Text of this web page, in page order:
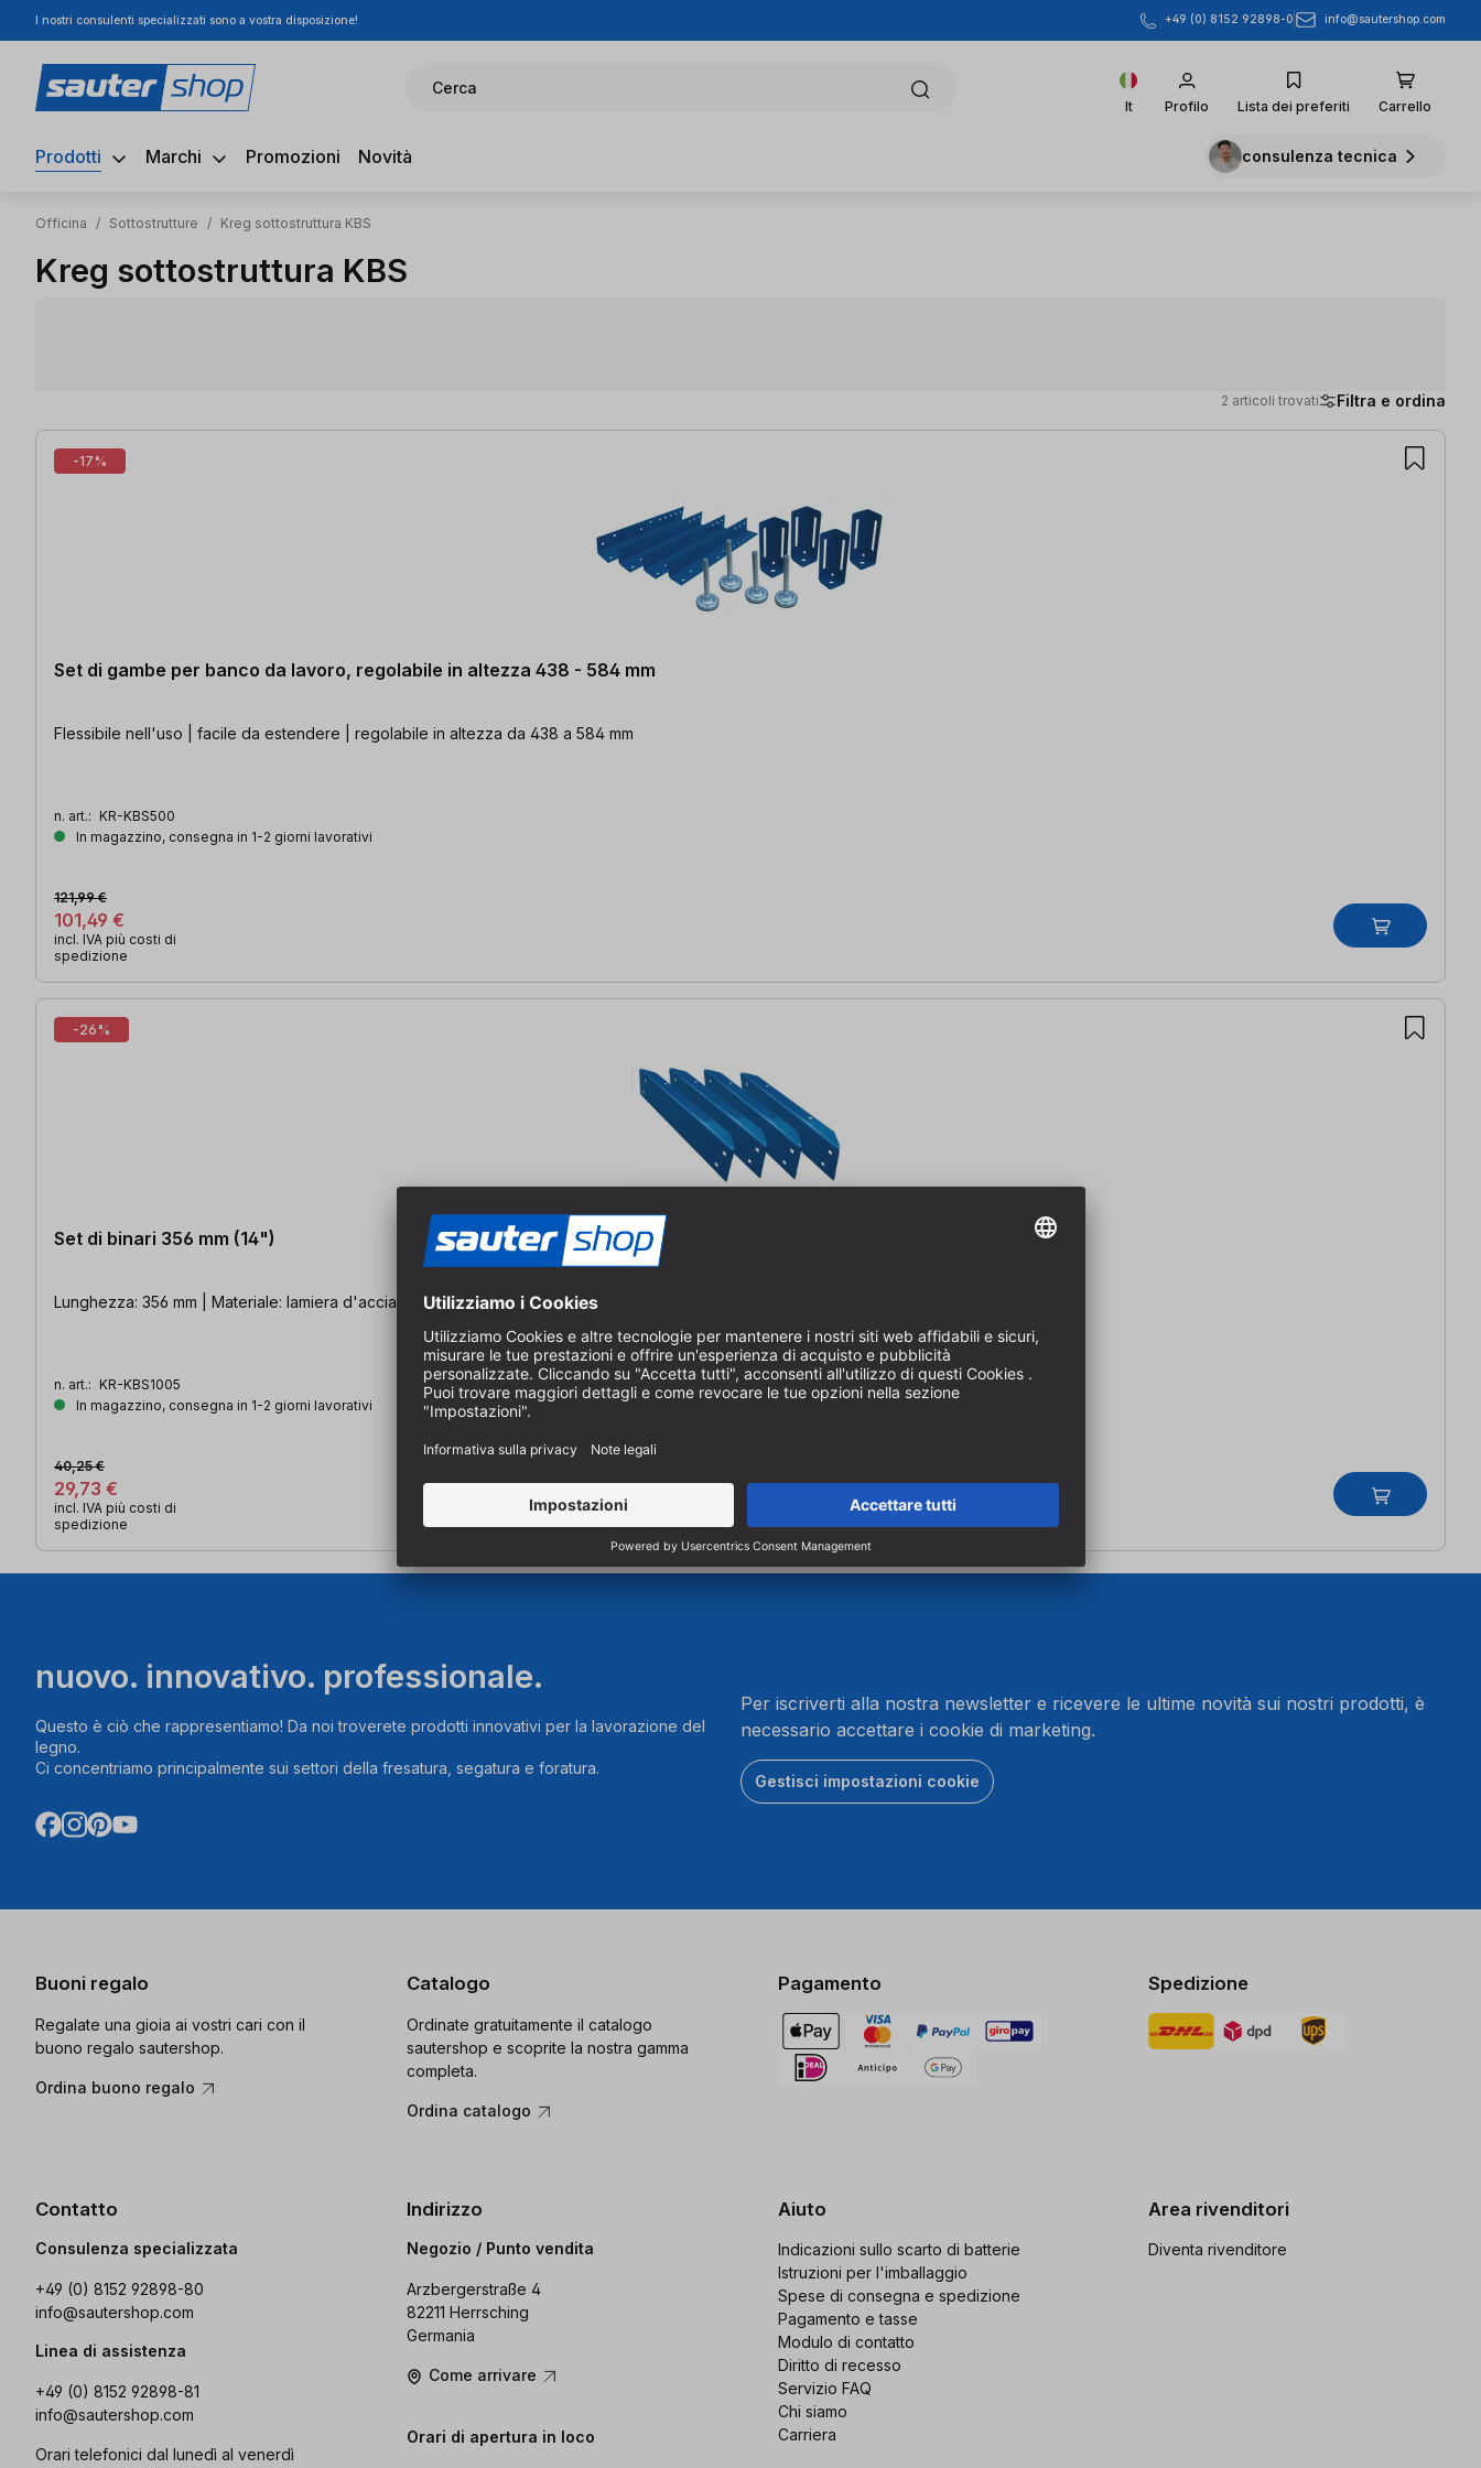
al contenuto principale
Salta alla ricerca
Passa alla navigazione principale
I nostri consulenti specializzati sono a vostra disposizione! +49 (0) 8152 92898-0 info@sautershop.com
Cerca
It Profilo Lista dei preferiti Carrello
Prodotti Marchi Promozioni Novità consulenza tecnica
Officina / Sottostrutture / Kreg sottostruttura KBS
Kreg sottostruttura KBS
2 articoli trovati Filtra e ordina
2 articoli trovati
-17%
Set di gambe per banco da lavoro, regolabile in altezza 438 - 584 mm
Flessibile nell'uso | facile da estendere | regolabile in altezza da 438 a 584 mm
n. art.: KR-KBS500
In magazzino, consegna in 1-2 giorni lavorativi
101,49 €
121,99 €
incl. IVA più costi di
spedizione
-26%
Set di binari 356 mm (14")
Lunghezza: 356 mm | Materiale: lamiera d'acciaio | 4 pezzi
n. art.: KR-KBS1005
In magazzino, consegna in 1-2 giorni lavorativi
29,73 €
40,25 €
incl. IVA più costi di
spedizione
nuovo. innovativo. professionale.
Questo è ciò che rappresentiamo! Da noi troverete prodotti innovativi per la lavorazione del
legno.
Ci concentriamo principalmente sui settori della fresatura, segatura e foratura.
Per iscriverti alla nostra newsletter e ricevere le ultime novità sui nostri prodotti, è
necessario accettare i cookie di marketing.
Gestisci impostazioni cookie
Buoni regalo
Regalate una gioia ai vostri cari con il
buono regalo sautershop.
Ordina buono regalo
Catalogo
Ordinate gratuitamente il catalogo
sautershop e scoprite la nostra gamma
completa.
Ordina catalogo
Pagamento Spedizione
Contatto
Consulenza specializzata
+49 (0) 8152 92898-80
info@sautershop.com
Linea di assistenza
+49 (0) 8152 92898-81
info@sautershop.com
Orari telefonici dal lunedì al venerdì
Indirizzo
Negozio / Punto vendita
Arzbergerstraße 4
82211 Herrsching
Germania
Come arrivare
Orari di apertura in loco
Aiuto
Indicazioni sullo scarto di batterie
Istruzioni per l'imballaggio
Spese di consegna e spedizione
Pagamento e tasse
Modulo di contatto
Diritto di recesso
Servizio FAQ
Chi siamo
Carriera
Area rivenditori
Diventa rivenditore